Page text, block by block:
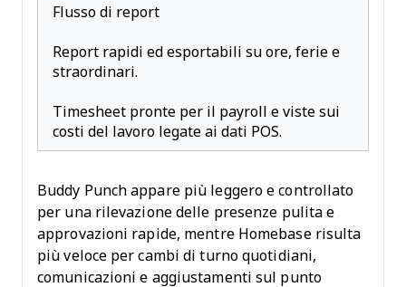
Flusso di report
Report rapidi ed esportabili su ore, ferie e
straordinari.
Timesheet pronte per il payroll e viste sui
costi del lavoro legate ai dati POS.
Buddy Punch appare più leggero e controllato
per una rilevazione delle presenze pulita e
approvazioni rapide, mentre Homebase risulta
più veloce per cambi di turno quotidiani,
comunicazioni e aggiustamenti sul punto